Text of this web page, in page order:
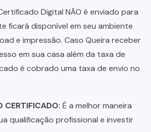
Digital NÃO é enviado para
ficará disponível em seu ambiente
e impressão. Caso Queira receber
em sua casa além da taxa de
é cobrado uma taxa de envio no
CERTIFICADO: É a melhor maneira
qualificação profissional e investir